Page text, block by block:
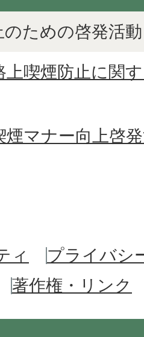
のための啓発活
上喫煙防止に関
煙マナー向上啓
ィ
プライバシ
著作権・リンク